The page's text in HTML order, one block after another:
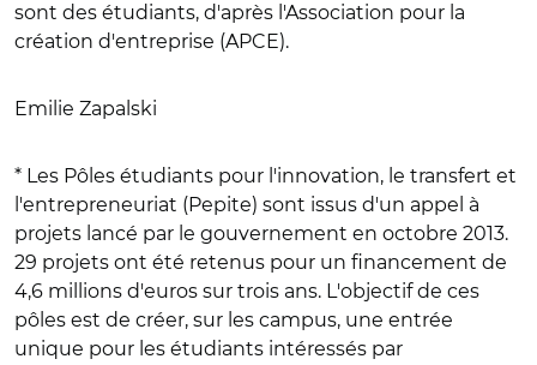
sont des étudiants, d'après l'Association pour la
création d'entreprise (APCE).
Emilie Zapalski
* Les Pôles étudiants pour l'innovation, le transfert et
l'entrepreneuriat (Pepite) sont issus d'un appel à
projets lancé par le gouvernement en octobre 2013.
29 projets ont été retenus pour un financement de
4,6 millions d'euros sur trois ans. L'objectif de ces
pôles est de créer, sur les campus, une entrée
unique pour les étudiants intéressés par